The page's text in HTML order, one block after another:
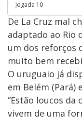
Jogada 10
De La Cruz mal
adaptado ao Rio
um dos reforços
muito bem
O uruguaio já
em Belém (Pará)
“Estão loucos da
vivem de uma